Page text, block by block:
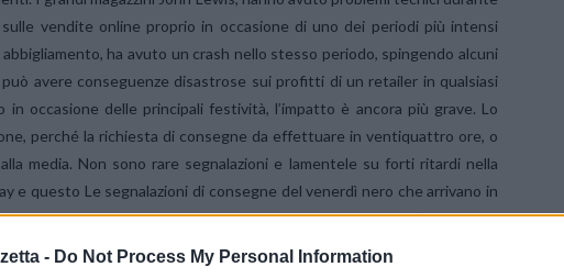
- Do Not Process My Personal Information
vendite online proprio in occasione di uno dei periodi più intensi
ha avuto un crash nello stesso periodo, spingendo alcuni
avere conseguenze disastrose sui profitti di un retailer in qualsiasi
occasione delle principali festività, l’impatto è ancora più grave. Lo
perché la richiesta di consegne da effettuare in ventiquattro ore, o
media. Non sono rare segnalazioni e lamentele su forti ritardi nella
e questo Le segnalazioni di consegne del venerdì nero che arrivano in
significativo della propria attività in questo periodo dell’anno deve
interruzioni.